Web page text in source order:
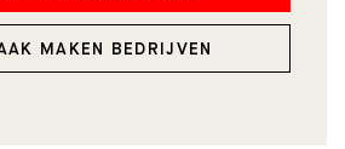
MAKEN BEDRIJVEN